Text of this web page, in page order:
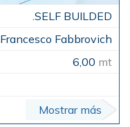
.SELF BUILDED
Francesco Fabbrovich
6,00 mt
Mostrar más